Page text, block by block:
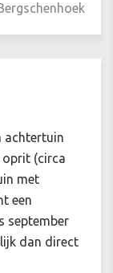
achtertuin
oprit (circa
met
een
september
dan direct